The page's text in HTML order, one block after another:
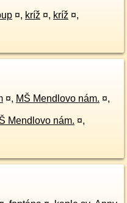
¤, kríž ¤, kríž ¤,
¤, MŠ Mendlovo nám. ¤,
Mendlovo nám. ¤,